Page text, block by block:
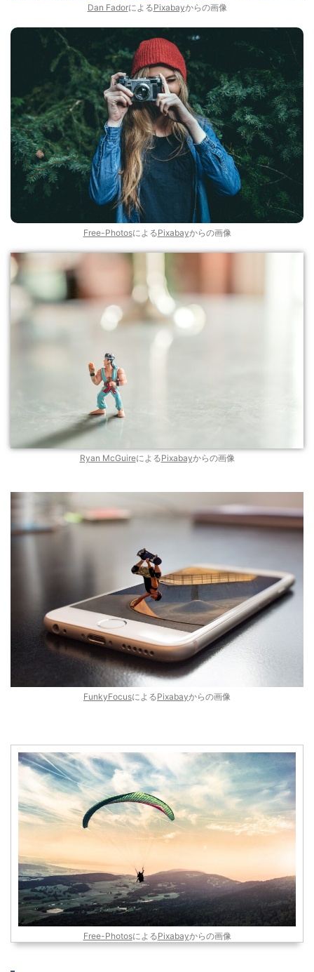
Dan FadorによるPixabayからの画像
Free-PhotosによるPixabayからの画像
Ryan McGuireによるPixabayからの画像
FunkyFocusによるPixabayからの画像
Free-PhotosによるPixabayからの画像